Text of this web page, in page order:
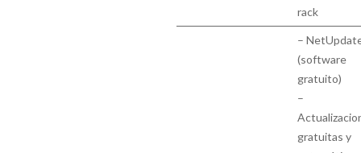
rack
–
(software
gratuito)
–
gratuitas y